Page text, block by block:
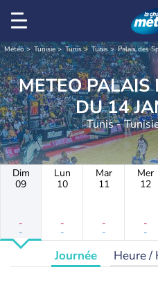
Météo Tunisie Tunis Tunis Palais des
METEO PALAIS DES SPORTS
DU 14
Tunis -
Dim
09
-
-
Lun
10
-
-
Mar
11
-
-
Mer
12
-
-
Journée Heure /